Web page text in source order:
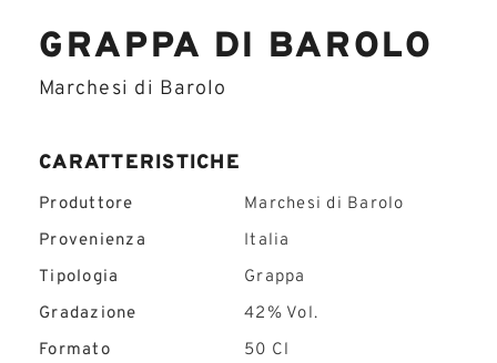
GRAPPA DI BAROLO
Marchesi di Barolo
CARATTERISTICHE
Produttore
Marchesi di Barolo
Provenienza
Italia
Tipologia
Grappa
Gradazione
42% Vol.
Formato
50 Cl